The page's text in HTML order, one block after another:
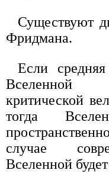
Существуют
Фридмана.
Если
Вселенной
критической
тогда
случае
Вселенной